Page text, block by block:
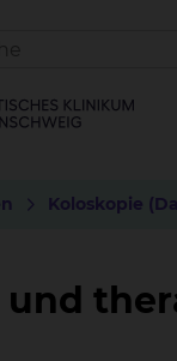
Koloskopie